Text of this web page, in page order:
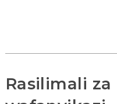
Rasilimali